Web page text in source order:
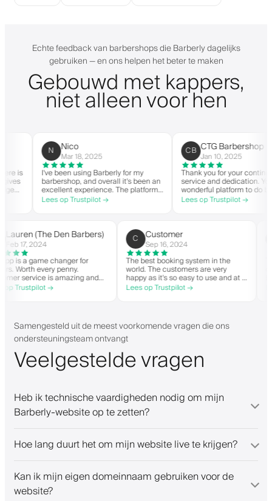
Echte feedback van barbershops die Barberly dagelijks
gebruiken — en ons helpen het beter te maken
Gebouwd met kappers,
niet alleen voor hen
Nico
Mar 18, 2025
I've been using Barberly for my
barbershop, and overall it's been an
excellent experience. The platform
is easy to use, reliable, and has
streamlined my booking process.
helpful.
Lees op Trustpilot →
CB CTG Barbershop
Jan 10, 2025
Thank you for your continued
service and dedication. You
wonderful platform to do
with good spirit. Thank you
CTG Barbershop.
Lees op Trustpilot →
L( Lauren (The Den Barbers)
Feb 17, 2024
The app is a game changer for
barbers. Worth every penny.
Customer service is amazing and
helps with everything or whatever
they need. Definitely recommend.
Lees op Trustpilot →
C Customer
Sep 16, 2024
The best booking system in the
world. The customers are very
happy as it's so easy to use and at a
great price. Plus, you get your own
personalised app, which is good for
people offering a great booking
system.
Lees op Trustpilot →
Samengesteld uit de meest voorkomende vragen die ons
ondersteuningsteam ontvangt
Veelgestelde vragen
Heb ik technische vaardigheden nodig om mijn
Barberly-website op te zetten?
Hoe lang duurt het om mijn website live te krijgen?
Kan ik mijn eigen domeinnaam gebruiken voor de
website?